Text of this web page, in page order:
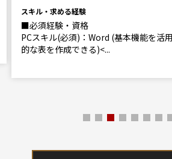
スキル・求める経験
■必須経験・資格
PCスキル(必須)：Word (基本機能を活
的な表を作成できる)<...